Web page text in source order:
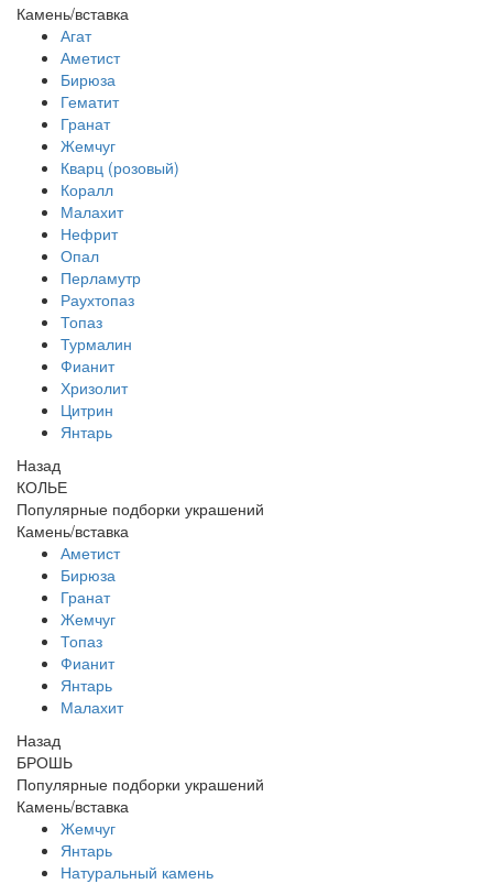
Камень/вставка
Агат
Аметист
Бирюза
Гематит
Гранат
Жемчуг
Кварц (розовый)
Коралл
Малахит
Нефрит
Опал
Перламутр
Раухтопаз
Топаз
Турмалин
Фианит
Хризолит
Цитрин
Янтарь
Назад
КОЛЬЕ
Популярные подборки украшений
Камень/вставка
Аметист
Бирюза
Гранат
Жемчуг
Топаз
Фианит
Янтарь
Малахит
Назад
БРОШЬ
Популярные подборки украшений
Камень/вставка
Жемчуг
Янтарь
Натуральный камень